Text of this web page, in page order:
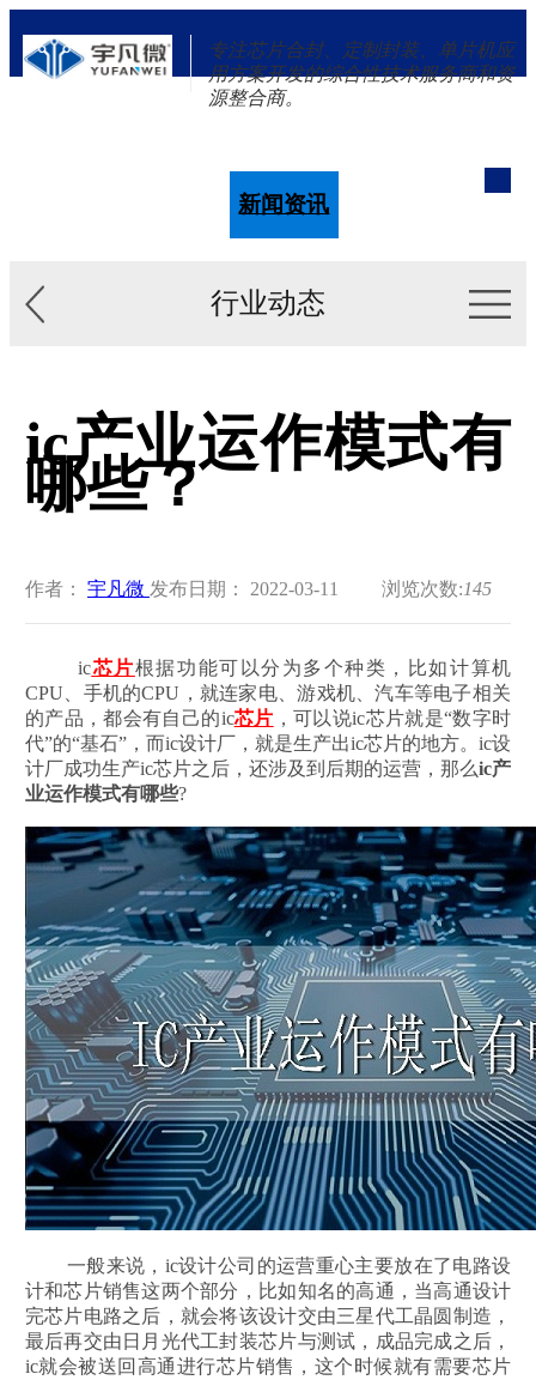
专注芯片合封、定制封装、单片机应
用方案开发的综合性技术服务商和资
源整合商。
新闻资讯
行业动态
ic产业运作模式有
哪些？
作者： 宇凡微 发布日期： 2022-03-11 浏览次数:145
ic芯片根据功能可以分为多个种类，比如计算机
CPU、手机的CPU，就连家电、游戏机、汽车等电子相关
的产品，都会有自己的ic芯片 ，可以说ic芯片就是“数字时
代”的“基石”，而ic设计厂，就是生产出ic芯片的地方。ic设
计厂成功生产ic芯片之后，还涉及到后期的运营，那么ic产
业运作模式有哪些?
一般来说，ic设计公司的运营重心主要放在了电路设
计和芯片销售这两个部分，比如知名的高通，当高通设计
完芯片电路之后，就会将该设计交由三星代工晶圆制造，
最后再交由日月光代工封装芯片与测试，成品完成之后，
ic就会被送回高通进行芯片销售，这个时候就有需要芯片